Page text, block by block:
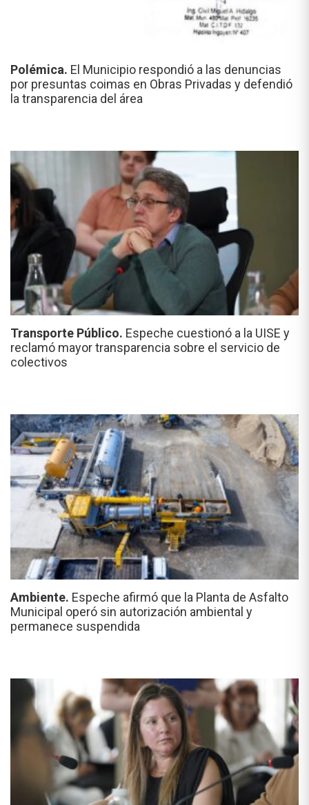
Polémica. El Municipio respondió a las denuncias
por presuntas coimas en Obras Privadas y defendió
la transparencia del área
Transporte Público. Espeche cuestionó a la UISE y
reclamó mayor transparencia sobre el servicio de
colectivos
Ambiente. Espeche afirmó que la Planta de Asfalto
Municipal operó sin autorización ambiental y
permanece suspendida